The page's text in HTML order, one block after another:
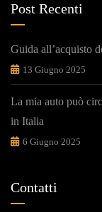
Post Recenti
Guida all’acquisto
13 Giugno 2025
La mia auto può
in Italia
6 Giugno 2025
Contatti